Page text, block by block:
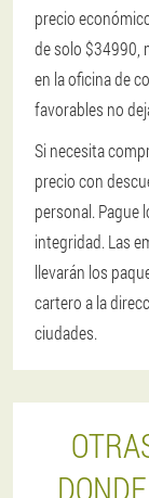
precio
de solo $34990,
en la oficina de
favorables no
Si necesita
precio con
personal. Pague
integridad. Las
llevarán los
cartero a la
ciudades.